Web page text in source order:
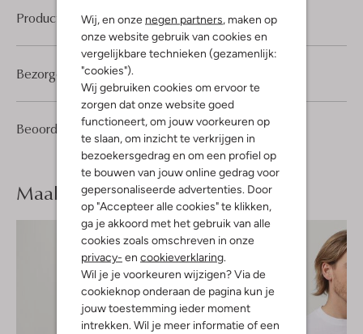
Wij, en onze negen partners , maken op
onze website gebruik van cookies en
vergelijkbare technieken (gezamenlijk:
"cookies").
Wij gebruiken cookies om ervoor te
zorgen dat onze website goed
functioneert, om jouw voorkeuren op
te slaan, om inzicht te verkrijgen in
bezoekersgedrag en om een profiel op
te bouwen van jouw online gedrag voor
gepersonaliseerde advertenties. Door
op "Accepteer alle cookies" te klikken,
ga je akkoord met het gebruik van alle
cookies zoals omschreven in onze
privacy- en cookieverklaring
Wil je je voorkeuren wijzigen? Via de
cookieknop onderaan de pagina kun je
jouw toestemming ieder moment
intrekken. Wil je meer informatie of een
Product informatie
Beoordelingen (6) 4 /5
6
4
Sterren
Bezorgen & retourneren
Maak jelook compleet